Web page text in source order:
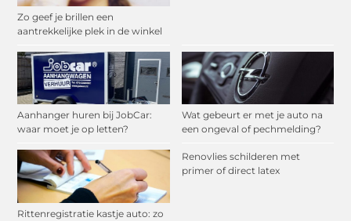
Zo geef je brillen een
aantrekkelijke plek in de winkel
Aanhanger huren bij JobCar:
waar moet je op letten?
Wat gebeurt er met je auto na
een ongeval of pechmelding?
Rittenregistratie kastje auto: zo
Renovlies schilderen met
primer of direct latex